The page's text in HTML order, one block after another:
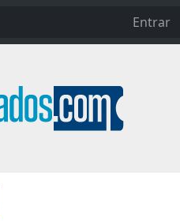
Entrar